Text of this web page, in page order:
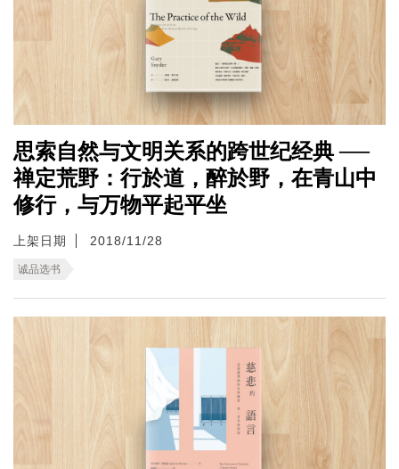
思索自然与文明关系的跨世纪经典 ──
禅定荒野：行於道，醉於野，在青山中
修行，与万物平起平坐
上架日期 2018/11/28
诚品选书